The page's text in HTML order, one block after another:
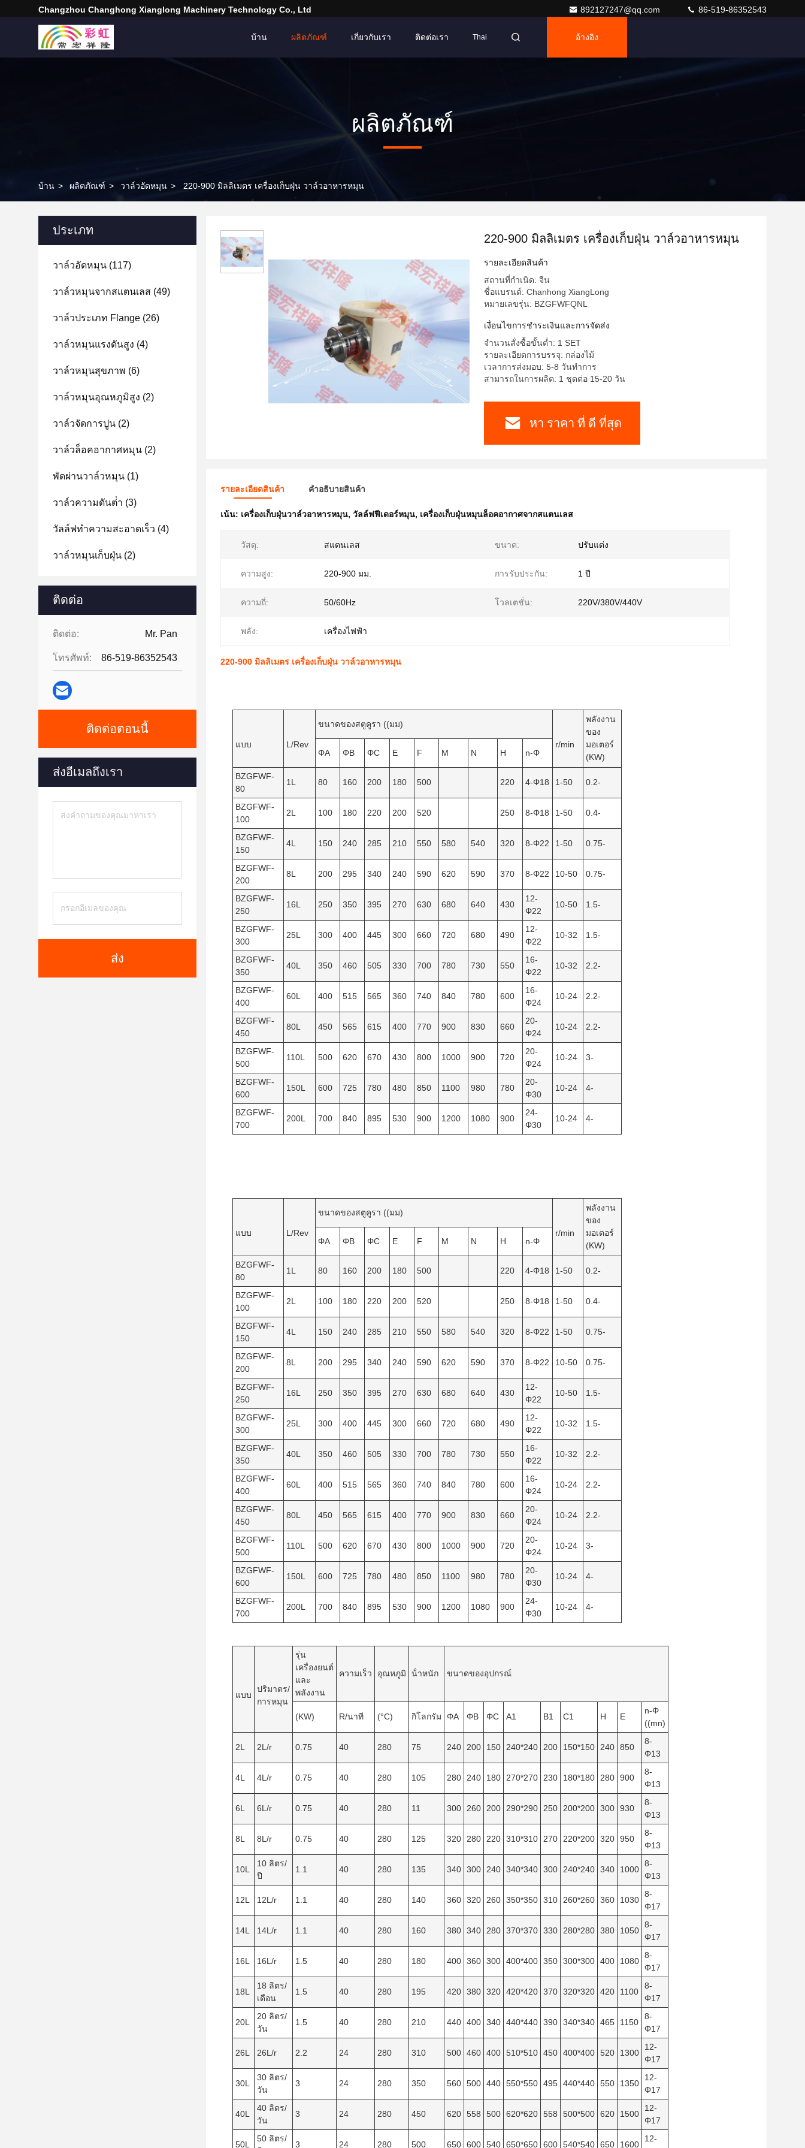
Changzhou Changhong Xianglong Machinery Technology Co., Ltd 892127247@qq.com 86-519-86352543
บ้าน ผลิตภัณฑ์ เกี่ยวกับเรา ติดต่อเรา Thai อ้างอิง
ผลิตภัณฑ์
บ้าน > ผลิตภัณฑ์ > วาล์วอัดหมุน > 220-900 มิลลิเมตร เครื่องเก็บฝุ่น วาล์วอาหารหมุน
ประเภท
วาล์วอัดหมุน (117)
วาล์วหมุนจากสแตนเลส (49)
วาล์วประเภท Flange (26)
วาล์วหมุนแรงดันสูง (4)
วาล์วหมุนสุขภาพ (6)
วาล์วหมุนอุณหภูมิสูง (2)
วาล์วจัดการปูน (2)
วาล์วล็อคอากาศหมุน (2)
พัดผ่านวาล์วหมุน (1)
วาล์วความดันต่ํา (3)
วัลล์ฟทําความสะอาดเร็ว (4)
วาล์วหมุนเก็บฝุ่น (2)
ติดต่อ
ติดต่อ: Mr. Pan
โทรศัพท์: 86-519-86352543
ติดต่อตอนนี้
ส่งอีเมลถึงเรา
ส่ง
220-900 มิลลิเมตร เครื่องเก็บฝุ่น วาล์วอาหารหมุน
รายละเอียดสินค้า
สถานที่กำเนิด: จีน
ชื่อแบรนด์: Chanhong XiangLong
หมายเลขรุ่น: BZGFWFQNL
เงื่อนไขการชําระเงินและการจัดส่ง
จำนวนสั่งซื้อขั้นต่ำ: 1 SET
รายละเอียดการบรรจุ: กล่องไม้
เวลาการส่งมอบ: 5-8 วันทำการ
สามารถในการผลิต: 1 ชุดต่อ 15-20 วัน
หา ราคา ที่ ดี ที่สุด
รายละเอียดสินค้า คําอธิบายสินค้า
เน้น: เครื่องเก็บฝุ่นวาล์วอาหารหมุน, วัลล์ฟฟีเดอร์หมุน, เครื่องเก็บฝุ่นหมุนล็อคอากาศจากสแตนเลส
วัสดุ: สแตนเลส ขนาด: ปรับแต่ง
ความสูง: 220-900 มม. การรับประกัน: 1 ปี
ความถี่: 50/60Hz โวลเตชั่น: 220V/380V/440V
พลัง: เครื่องไฟฟ้า
220-900 มิลลิเมตร เครื่องเก็บฝุ่น วาล์วอาหารหมุน
แบบ L/Rev
ขนาดของสตูคูรา ((มม)
r/min
พลังงาน
ของ
มอเตอร์
(KW)
ΦA ΦB ΦC E F M N H n-Φ
BZGFWF-
80
1L 80 160 200 180 500 220 4-Φ18 1-50 0.2-
BZGFWF-
100
2L 100 180 220 200 520 250 8-Φ18 1-50 0.4-
BZGFWF-
150
4L 150 240 285 210 550 580 540 320 8-Φ22 1-50 0.75-
BZGFWF-
200
8L 200 295 340 240 590 620 590 370 8-Φ22 10-50 0.75-
BZGFWF-
250
16L 250 350 395 270 630 680 640 430
12-
Φ22
10-50 1.5-
BZGFWF-
300
25L 300 400 445 300 660 720 680 490
12-
Φ22
10-32 1.5-
BZGFWF-
350
40L 350 460 505 330 700 780 730 550
16-
Φ22
10-32 2.2-
BZGFWF-
400
60L 400 515 565 360 740 840 780 600
16-
Φ24
10-24 2.2-
BZGFWF-
450
80L 450 565 615 400 770 900 830 660
20-
Φ24
10-24 2.2-
BZGFWF-
500
110L 500 620 670 430 800 1000 900 720
20-
Φ24
10-24 3-
BZGFWF-
600
150L 600 725 780 480 850 1100 980 780
20-
Φ30
10-24 4-
BZGFWF-
700
200L 700 840 895 530 900 1200 1080 900
24-
Φ30
10-24 4-
แบบ L/Rev
ขนาดของสตูคูรา ((มม)
r/min
พลังงาน
ของ
มอเตอร์
(KW)
ΦA ΦB ΦC E F M N H n-Φ
BZGFWF-
80
1L 80 160 200 180 500 220 4-Φ18 1-50 0.2-
BZGFWF-
100
2L 100 180 220 200 520 250 8-Φ18 1-50 0.4-
BZGFWF-
150
4L 150 240 285 210 550 580 540 320 8-Φ22 1-50 0.75-
BZGFWF-
200
8L 200 295 340 240 590 620 590 370 8-Φ22 10-50 0.75-
BZGFWF-
250
16L 250 350 395 270 630 680 640 430
12-
Φ22
10-50 1.5-
BZGFWF-
300
25L 300 400 445 300 660 720 680 490
12-
Φ22
10-32 1.5-
BZGFWF-
350
40L 350 460 505 330 700 780 730 550
16-
Φ22
10-32 2.2-
BZGFWF-
400
60L 400 515 565 360 740 840 780 600
16-
Φ24
10-24 2.2-
BZGFWF-
450
80L 450 565 615 400 770 900 830 660
20-
Φ24
10-24 2.2-
BZGFWF-
500
110L 500 620 670 430 800 1000 900 720
20-
Φ24
10-24 3-
BZGFWF-
600
150L 600 725 780 480 850 1100 980 780
20-
Φ30
10-24 4-
BZGFWF-
700
200L 700 840 895 530 900 1200 1080 900
24-
Φ30
10-24 4-
แบบ
ปริมาตร/
การหมุน
รุ่น
เครื่องยนต์
และ
พลังงาน
ความเร็ว อุณหภูมิ น้ําหนัก ขนาดของอุปกรณ์
(KW) R/นาที (°C) กิโลกรัม ΦA ΦB ΦC A1 B1 C1 H E
n-Φ
((mn)
2L 2L/r 0.75 40 280 75 240 200 150 240*240 200 150*150 240 850
8-
Φ13
4L 4L/r 0.75 40 280 105 280 240 180 270*270 230 180*180 280 900
8-
Φ13
6L 6L/r 0.75 40 280 11 300 260 200 290*290 250 200*200 300 930
8-
Φ13
8L 8L/r 0.75 40 280 125 320 280 220 310*310 270 220*200 320 950
8-
Φ13
10L
10 ลิตร/
ปี
1.1 40 280 135 340 300 240 340*340 300 240*240 340 1000
8-
Φ13
12L 12L/r 1.1 40 280 140 360 320 260 350*350 310 260*260 360 1030
8-
Φ17
14L 14L/r 1.1 40 280 160 380 340 280 370*370 330 280*280 380 1050
8-
Φ17
16L 16L/r 1.5 40 280 180 400 360 300 400*400 350 300*300 400 1080
8-
Φ17
18L
18 ลิตร/
เดือน
1.5 40 280 195 420 380 320 420*420 370 320*320 420 1100
8-
Φ17
20L
20 ลิตร/
วัน
1.5 40 280 210 440 400 340 440*440 390 340*340 465 1150
8-
Φ17
26L 26L/r 2.2 24 280 310 500 460 400 510*510 450 400*400 520 1300
12-
Φ17
30L
30 ลิตร/
วัน
3 24 280 350 560 500 440 550*550 495 440*440 550 1350
12-
Φ17
40L
40 ลิตร/
วัน
3 24 280 450 620 558 500 620*620 558 500*500 620 1500
12-
Φ17
50L
50 ลิตร/
3 24 280 500 650 600 540 650*650 600 540*540 650 1600
12-